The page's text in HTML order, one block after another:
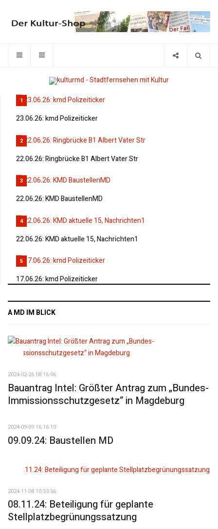
1
23.06.26: kmd Polizeiticker
2
22.06.26: Ringbrücke B1 Albert Vater Str
3
22.06.26: KMD BaustellenMD
4
22.06.26: KMD aktuelle 15, Nachrichten1
5
17.06.26: kmd Polizeiticker
A MD IM BLICK
2024-02-26 08:16:06
Bauantrag Intel: Größter Antrag zum „Bundes-
Immissionsschutzgesetz“ in Magdeburg
2024-09-09 16:16:10
09.09.24: Baustellen MD
2024-11-08 10:53:56
08.11.24: Beteiligung für geplante
Stellplatzbegrünungssatzung